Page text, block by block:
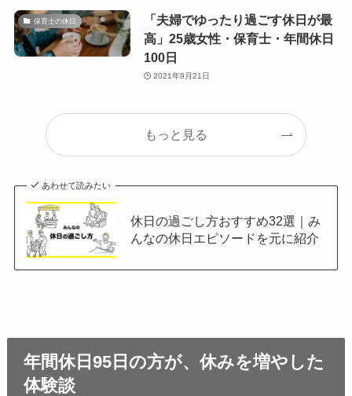
保育士の休日
「夫婦でゆったり過ごす休日が最
高」25歳女性・保育士・年間休日
100日
2021年9月21日
もっと見る
あわせて読みたい
休日の過ごし方おすすめ32選｜み
んなの休日エピソードを元に紹介
年間休日95日の方が、休みを増やした
体験談